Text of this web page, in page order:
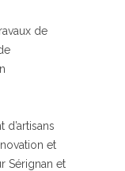
de
et
Sérignan et